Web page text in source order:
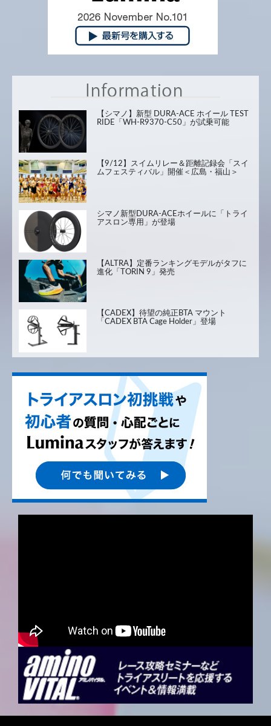
【シマノ】新型 DURA-ACE ホイール TEST
RIDE「WH-R9370-C50」が試乗可能
【9/12】スイムリレー＆距離記録会「スイ
ムフェスティバル」開催＜広島・福山＞
シマノ新型DURA-ACEホイールに「トライ
アスロン専用」が登場
【ALTRA】定番ランキングモデルがタフに
進化「TORIN 9」発売
【CADEX】待望の純正BTA マウント
「CADEX BTA Cage Holder」登場